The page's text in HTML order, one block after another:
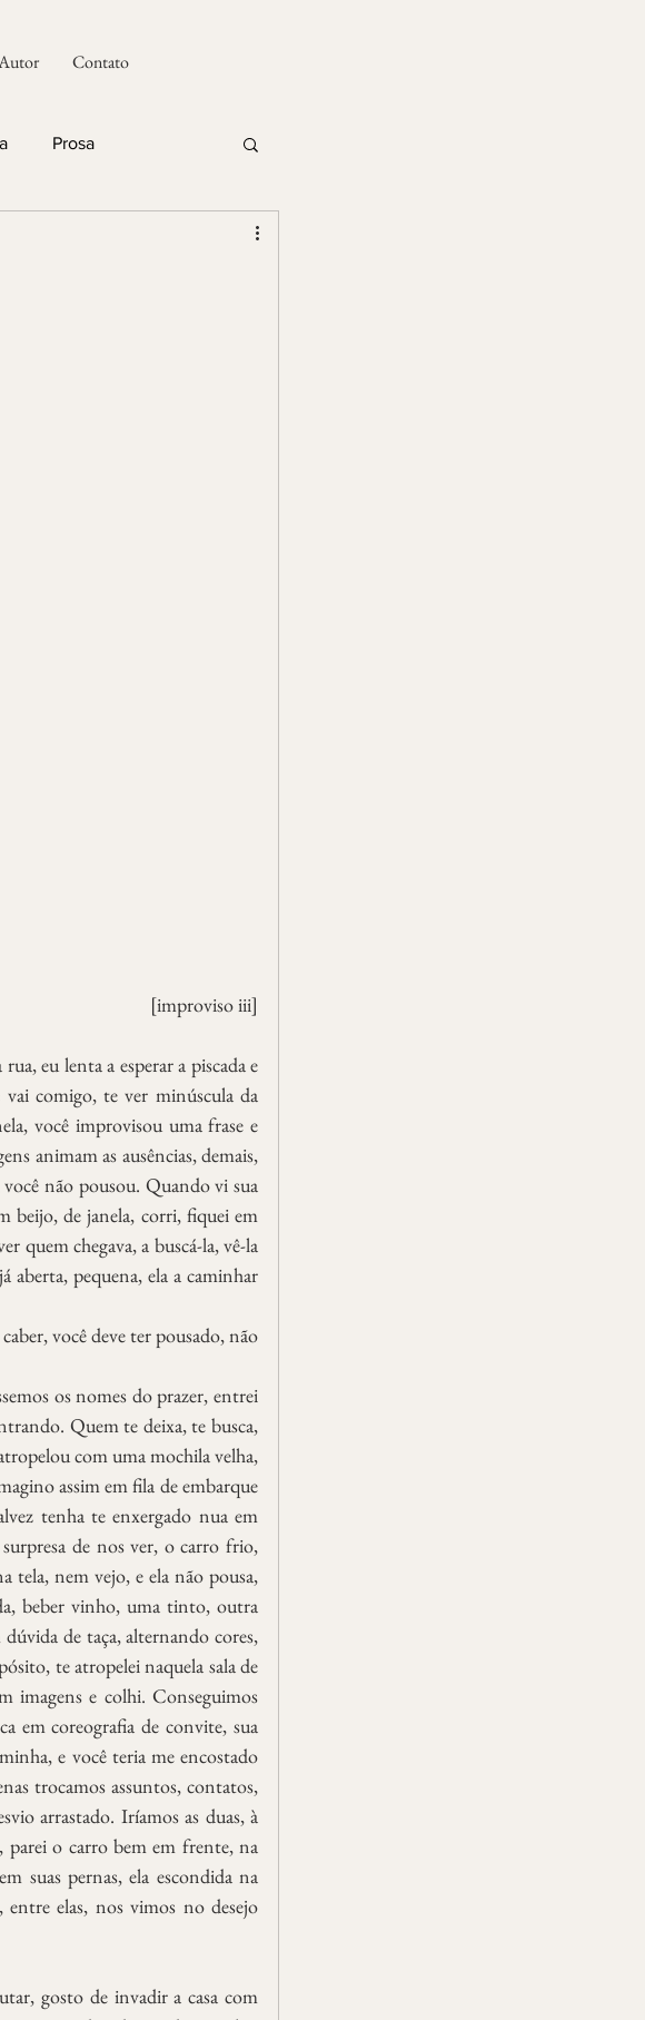
Contato
Prosa
[improviso iii]
eu lenta a esperar a piscada e
vai comigo, te ver minúscula da
você improvisou uma frase e
animam as ausências, demais,
não pousou. Quando vi sua
beijo, de janela, corri, fiquei em
quem chegava, a buscá-la, vê-la
aberta, pequena, ela a caminhar
você deve ter pousado, não
os nomes do prazer, entrei
Quem te deixa, te busca,
com uma mochila velha,
assim em fila de embarque
tenha te enxergado nua em
de nos ver, o carro frio,
tela, nem vejo, e ela não pousa,
beber vinho, uma tinto, outra
de taça, alternando cores,
te atropelei naquela sala de
imagens e colhi. Conseguimos
em coreografia de convite, sua
e você teria me encostado
trocamos assuntos, contatos,
arrastado. Iríamos as duas, à
parei o carro bem em frente, na
suas pernas, ela escondida na
entre elas, nos vimos no desejo
gosto de invadir a casa com